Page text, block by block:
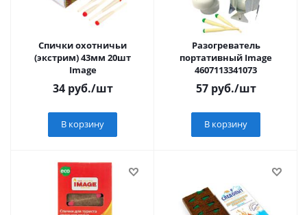
Спички охотничьи
(экстрим) 43мм 20шт
Image
34руб./шт
В корзину
Разогреватель
портативный Image
4607113341073
57руб./шт
В корзину